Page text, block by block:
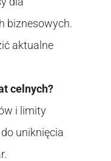
biznesowych.
aktualne
celnych?
i limity
uniknięcia